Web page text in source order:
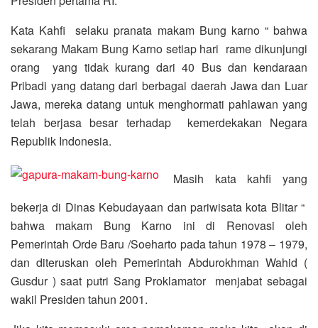
Kata Kahfi selaku pranata makam Bung karno “ bahwa
sekarang Makam Bung Karno setiap hari rame dikunjungi
orang yang tidak kurang dari 40 Bus dan kendaraan
Pribadi yang datang dari berbagai daerah Jawa dan Luar
Jawa, mereka datang untuk menghormati pahlawan yang
telah berjasa besar terhadap kemerdekakan Negara
Republik Indonesia.
Masih kata kahfi yang
bekerja di Dinas Kebudayaan dan pariwisata kota Blitar “
bahwa makam Bung Karno ini di Renovasi oleh
Pemerintah Orde Baru /Soeharto pada tahun 1978 – 1979,
dan diteruskan oleh Pemerintah Abdurokhman Wahid (
Gusdur ) saat putri Sang Proklamator menjabat sebagai
wakil Presiden tahun 2001.